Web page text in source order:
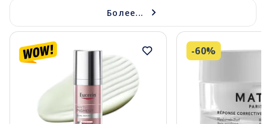
Более...
-60%